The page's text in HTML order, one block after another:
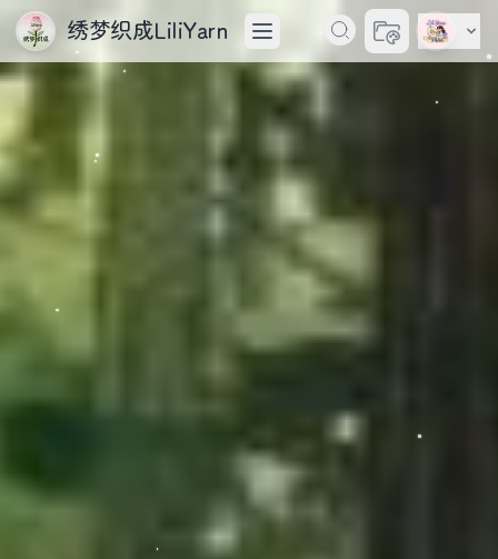
绣梦织成LiliYarn 切换主题